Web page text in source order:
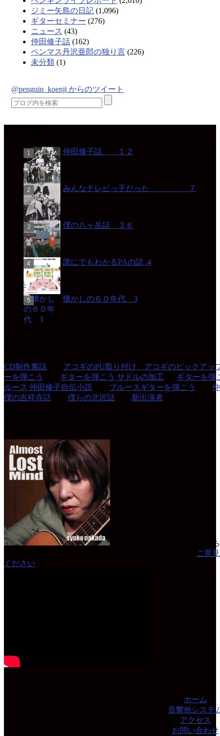
ジミー矢島の日記 (1,096)
ギターセミナー (276)
ニュース (43)
仲田修子話 (162)
ペンマス丹沢亜郎の独り言 (226)
未分類 (1)
@penguin_koenji からのツイート
仲田修子話 １２
みんなテレビっ子だった ７
僕の八ヶ岳話 ３６
誰にでもわかるPAの話 ,4
懐かしの６０年代 3
CD制作裏話
アコギのPU取り付け アコギのピックアッ
ーを弾こう
ギターを弾こう サドルの加工
ギターを弾
ルース 仲田修子自伝小説
ブルースギターを弾こう
僕の吉祥寺話
僕らの北沢話 新出演者
ご質問、ご意見、ご感想はこ
ご意
ください
ホーム
音響他システ
アクセス
お問い合わせ